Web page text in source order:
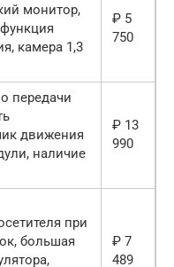
монитор,
камера 1,3
₽ 5
750
передачи
движения
наличие
₽ 13
990
при
большая
₽ 7
489